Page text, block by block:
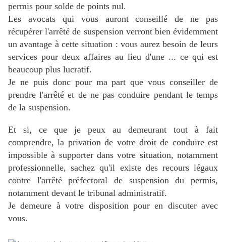
permis pour solde de points nul.
Les avocats qui vous auront conseillé de ne pas
récupérer l'arrêté de suspension verront bien évidemment
un avantage à cette situation : vous aurez besoin de leurs
services pour deux affaires au lieu d'une ... ce qui est
beaucoup plus lucratif.
Je ne puis donc pour ma part que vous conseiller de
prendre l'arrêté et de ne pas conduire pendant le temps
de la suspension.
Et si, ce que je peux au demeurant tout à fait
comprendre, la privation de votre droit de conduire est
impossible à supporter dans votre situation, notamment
professionnelle,sachez qu'il existe des recours légaux
contre l'arrêté préfectoral de suspension du permis,
notamment devant le tribunal administratif.
Je demeure à votre disposition pour en discuter avec
vous.